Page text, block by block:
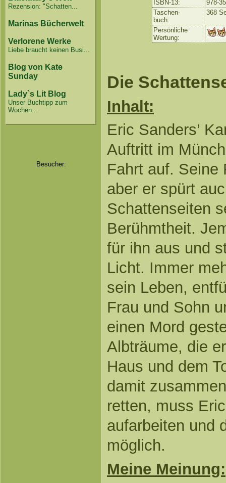
Rezension: "Schatten...
Marinas Bücherwelt
Verlorene Werke
Liebe braucht keinen Busi...
Blog von Kate
Sunday
Lady`s Lit Blog
Unser Buchtipp zum
Wochen...
Besucher:
ISBN-13:
978-
Taschen-
buch:
368
Persönliche
Wertung:
Die
Inhalt:
Eric Sanders’
Auftritt im
Fahrt auf. Seine
aber er spürt
Schattenseiten
Berühmtheit.
für ihn aus und
Licht. Immer
sein Leben,
Frau und Sohn
einen Mord
Albträume, die
Haus und dem
damit
retten, muss
aufarbeiten und
möglich.
Meine Meinung: